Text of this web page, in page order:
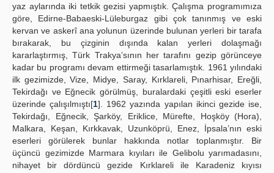
Kılavuzlar
İletişim
yaz aylarında iki tetkik gezisi yapmıştık. Çalışma programımıza
göre, Edirne-Babaeski-Lüleburgaz gibi çok tanınmış ve eski
kervan ve askerî ana yolunun üzerinde bulunan yerleri bir tarafa
bırakarak, bu çizginin dışında kalan yerleri dolaşmağı
kararlaştırmış, Türk Trakya’sının her tarafını gezip görünceye
kadar bu programı devam ettirmeği tasarlamıştık. 1961 yılındaki
ilk gezimizde, Vize, Midye, Saray, Kırklareli, Pınarhisar, Ereğli,
Tekirdağı ve Eğnecik görülmüş, buralardaki çeşitli eski eserler
üzerinde çalışılmıştı[1]. 1962 yazında yapılan ikinci gezide ise,
Tekirdağı, Eğnecik, Şarköy, Eriklice, Mürefte, Hoşköy (Hora),
Malkara, Keşan, Kırkkavak, Uzunköprü, Enez, İpsala’nın eski
eserleri görülerek bunlar hakkında notlar toplanmıştır. Bir
üçüncü gezimizde Marmara kıyıları ile Gelibolu yarımadasını,
nihayet bir dördüncü gezide Kırklareli ile Karadeniz kıyısı